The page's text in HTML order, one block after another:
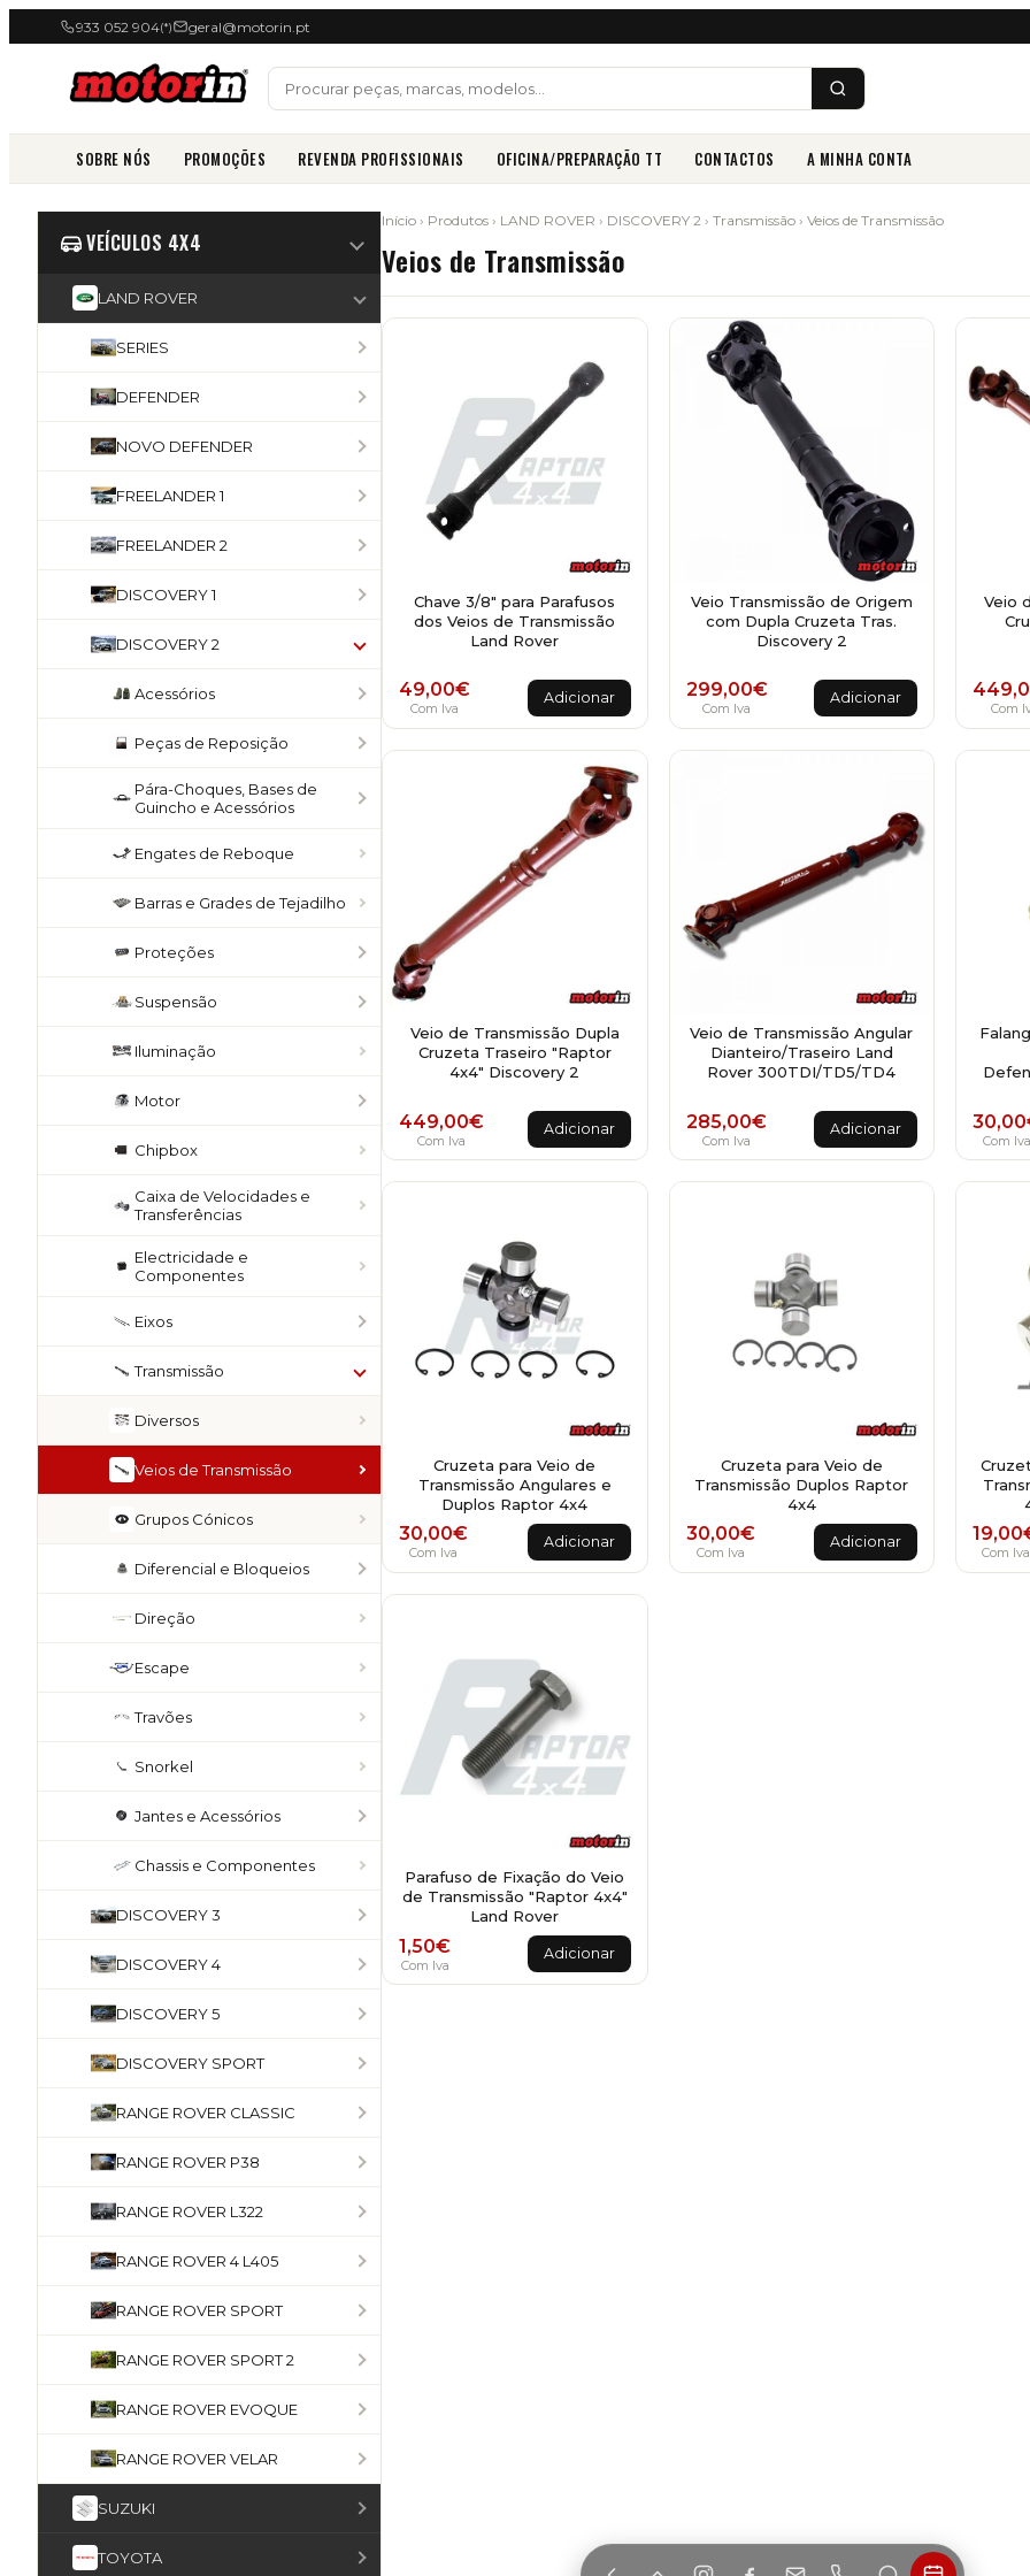
933 052 904(*) geral@motorin.pt
SOBRE NÓS PROMOÇÕES REVENDA PROFISSIONAIS OFICINA/PREPARAÇÃO TT CONTACTOS A MINHA CONTA
VEÍCULOS 4X4
LAND ROVER
SERIES
DEFENDER
NOVO DEFENDER
FREELANDER 1
FREELANDER 2
DISCOVERY 1
DISCOVERY 2
Acessórios
Peças de Reposição
Pára-Choques, Bases de
Guincho e Acessórios
Engates de Reboque
Barras e Grades de Tejadilho
Proteções
Suspensão
Iluminação
Motor
Chipbox
Caixa de Velocidades e
Transferências
Electricidade e
Componentes
Eixos
Transmissão
Diversos
Veios de Transmissão
Grupos Cónicos
Diferencial e Bloqueios
Direção
Escape
Travões
Snorkel
Jantes e Acessórios
Chassis e Componentes
DISCOVERY 3
DISCOVERY 4
DISCOVERY 5
DISCOVERY SPORT
RANGE ROVER CLASSIC
RANGE ROVER P38
RANGE ROVER L322
RANGE ROVER 4 L405
RANGE ROVER SPORT
RANGE ROVER SPORT 2
RANGE ROVER EVOQUE
RANGE ROVER VELAR
SUZUKI
TOYOTA
Início › Produtos › LAND ROVER › DISCOVERY 2 › Transmissão › Veios de Transmissão
Veios de Transmissão
Chave 3/8" para Parafusos
dos Veios de Transmissão
Land Rover
49,00€
Com Iva
Adicionar
Veio Transmissão de Origem
com Dupla Cruzeta Tras.
Discovery 2
299,00€
Com Iva
Adicionar
Veio
Com
Veio de Transmissão Dupla
Cruzeta Traseiro "Raptor
4x4" Discovery 2
449,00€
Com Iva
Adicionar
Veio de Transmissão Angular
Dianteiro/Traseiro Land
Rover 300TDI/TD5/TD4
285,00€
Com Iva
Adicionar 30,00
Com Iva
Cruzeta para Veio de
Transmissão Angulares e
Duplos Raptor 4x4
30,00€
Com Iva
Adicionar
Cruzeta para Veio de
Transmissão Duplos Raptor
4x4
30,00€
Com Iva
Adicionar 19,00
Com Iva
Parafuso de Fixação do Veio
de Transmissão "Raptor 4x4"
Land Rover
1,50€
Com Iva
Adicionar